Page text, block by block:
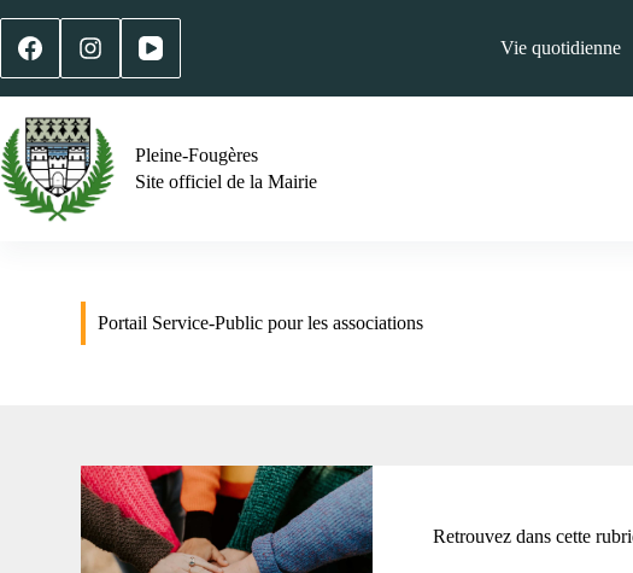
Vie quotidienne
Pleine-Fougères
Site officiel de la Mairie
Portail Service-Public pour les associations
Retrouvez dans cette